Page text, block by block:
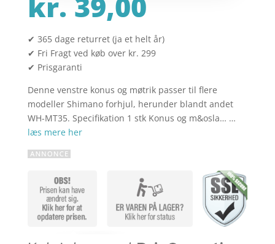
✔ 365 dage returret (ja et helt år)
✔ Fri Fragt ved køb over kr. 299
✔ Prisgaranti
Denne venstre konus og møtrik passer til flere
modeller Shimano forhjul, herunder blandt andet
WH-MT35. Specifikation 1 stk Konus og m&osla… …
læs mere her